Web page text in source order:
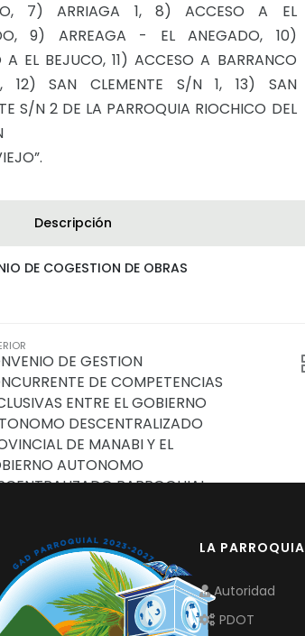
7) ARRIAGA 1, 8) ACCESO A EL
9) ARREAGA - EL ANEGADO, 10)
A EL BEJUCO, 11) ACCESO A BARRANCO
12) SAN CLEMENTE S/N 1, 13) SAN
S/N 2 DE LA PARROQUIA RIOCHICO DEL
Descripción
DE COGESTION DE OBRAS
DE GESTION
DE COMPETENCIAS
ENTRE EL GOBIERNO
DESCENTRALIZADO
DE MANABI Y EL
AUTONOMO
PARROQUIAL
LA PARROQUIA
Autoridad
PDOT